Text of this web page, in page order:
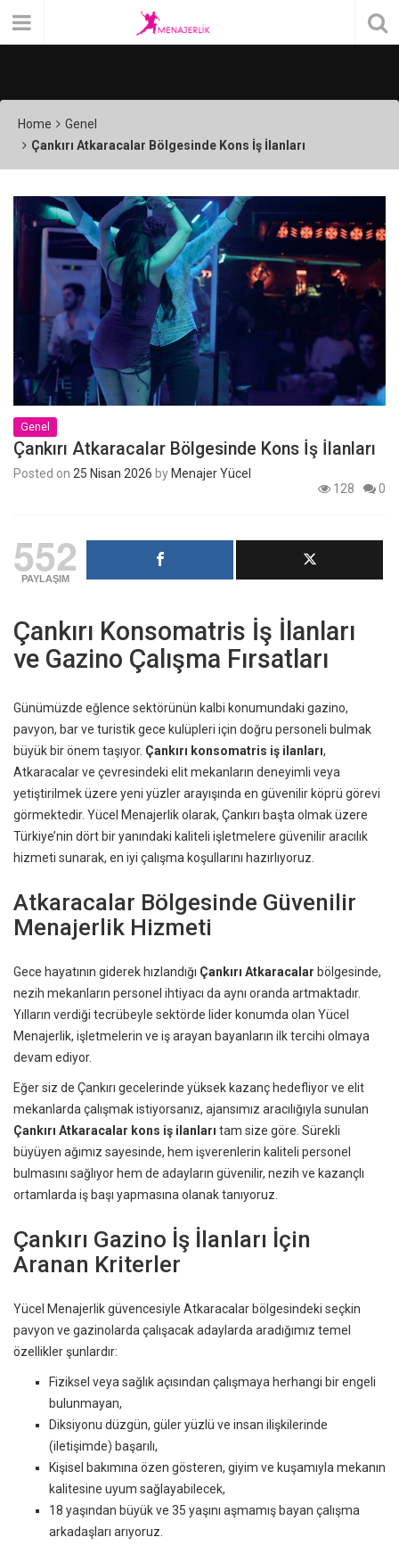
Home
Genel
Çankırı Atkaracalar Bölgesinde Kons İş İlanları
Genel
Çankırı Atkaracalar Bölgesinde Kons İş İlanları
Posted on 25 Nisan 2026 by Menajer Yücel
128
0
552
PAYLAŞIM
Çankırı Konsomatris İş İlanları
ve Gazino Çalışma Fırsatları
Günümüzde eğlence sektörünün kalbi konumundaki gazino,
pavyon, bar ve turistik gece kulüpleri için doğru personeli bulmak
büyük bir önem taşıyor. Çankırı konsomatris iş ilanları,
Atkaracalar ve çevresindeki elit mekanların deneyimli veya
yetiştirilmek üzere yeni yüzler arayışında en güvenilir köprü görevi
görmektedir. Yücel Menajerlik olarak, Çankırı başta olmak üzere
Türkiye’nin dört bir yanındaki kaliteli işletmelere güvenilir aracılık
hizmeti sunarak, en iyi çalışma koşullarını hazırlıyoruz.
Atkaracalar Bölgesinde Güvenilir
Menajerlik Hizmeti
Gece hayatının giderek hızlandığı Çankırı Atkaracalar bölgesinde,
nezih mekanların personel ihtiyacı da aynı oranda artmaktadır.
Yılların verdiği tecrübeyle sektörde lider konumda olan Yücel
Menajerlik, işletmelerin ve iş arayan bayanların ilk tercihi olmaya
devam ediyor.
Eğer siz de Çankırı gecelerinde yüksek kazanç hedefliyor ve elit
mekanlarda çalışmak istiyorsanız, ajansımız aracılığıyla sunulan
Çankırı Atkaracalar kons iş ilanları tam size göre. Sürekli
büyüyen ağımız sayesinde, hem işverenlerin kaliteli personel
bulmasını sağlıyor hem de adayların güvenilir, nezih ve kazançlı
ortamlarda iş başı yapmasına olanak tanıyoruz.
Çankırı Gazino İş İlanları İçin
Aranan Kriterler
Yücel Menajerlik güvencesiyle Atkaracalar bölgesindeki seçkin
pavyon ve gazinolarda çalışacak adaylarda aradığımız temel
özellikler şunlardır:
Fiziksel veya sağlık açısından çalışmaya herhangi bir engeli
bulunmayan,
Diksiyonu düzgün, güler yüzlü ve insan ilişkilerinde
(iletişimde) başarılı,
Kişisel bakımına özen gösteren, giyim ve kuşamıyla mekanın
kalitesine uyum sağlayabilecek,
18 yaşından büyük ve 35 yaşını aşmamış bayan çalışma
arkadaşları arıyoruz.